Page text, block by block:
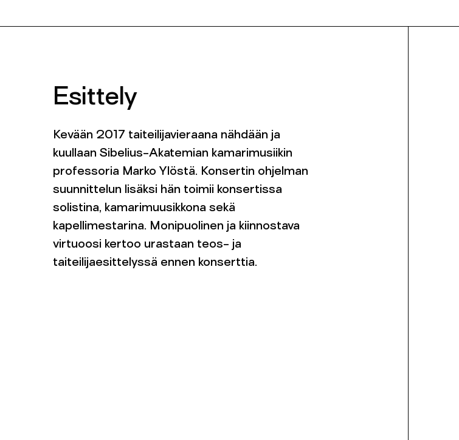
Esittely
Kevään 2017 taiteilijavieraana nähdään ja
kuullaan Sibelius-Akatemian kamarimusiikin
professoria Marko Ylöstä. Konsertin ohjelman
suunnittelun lisäksi hän toimii konsertissa
solistina, kamarimuusikkona sekä
kapellimestarina. Monipuolinen ja kiinnostava
virtuoosi kertoo urastaan teos- ja
taiteilijaesittelyssä ennen konserttia.